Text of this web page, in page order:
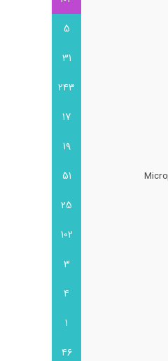
5
31
243
17
19
51
25
102
3
4
1
46